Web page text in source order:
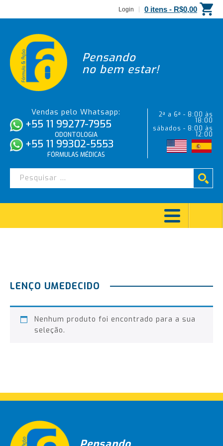
Login 0 itens - R$0,00
Pensando
no bem estar!
Vendas pelo Whatsapp:
+55 11 99277-7955
ODONTOLOGIA
+55 11 99302-5553
FÓRMULAS MÉDICAS
2ª a 6ª - 8:00 às
18:00
sábados - 8:00 às
12:00
LENÇO UMEDECIDO
Nenhum produto foi encontrado para a sua
seleção.